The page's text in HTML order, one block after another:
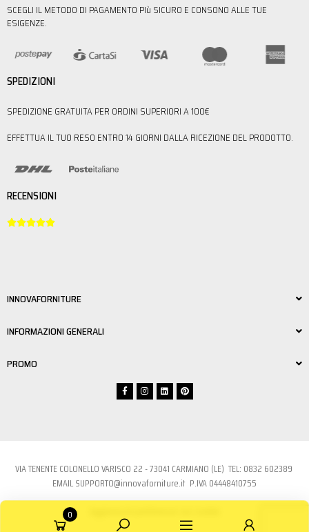
SCEGLI IL METODO DI PAGAMENTO PIù SICURO E CONSONO ALLE TUE
ESIGENZE.
SPEDIZIONI
SPEDIZIONE GRATUITA PER ORDINI SUPERIORI A 100€
EFFETTUA IL TUO RESO ENTRO 14 GIORNI DALLA RICEZIONE DEL PRODOTTO.
RECENSIONI

INNOVAFORNITURE
INFORMAZIONI GENERALI
PROMO
VIA TENENTE COLONELLO VARISCO 22 - 73041 CARMIANO (LE) TEL: 0832 602389
EMAILSUPPORTO@innovaforniture.it P.IVA 04448410755
0